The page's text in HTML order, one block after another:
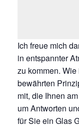
Ich freue mich
in entspannter
zu kommen.
bewährten
mit, die Ihnen
um Antworten
für Sie ein Glas